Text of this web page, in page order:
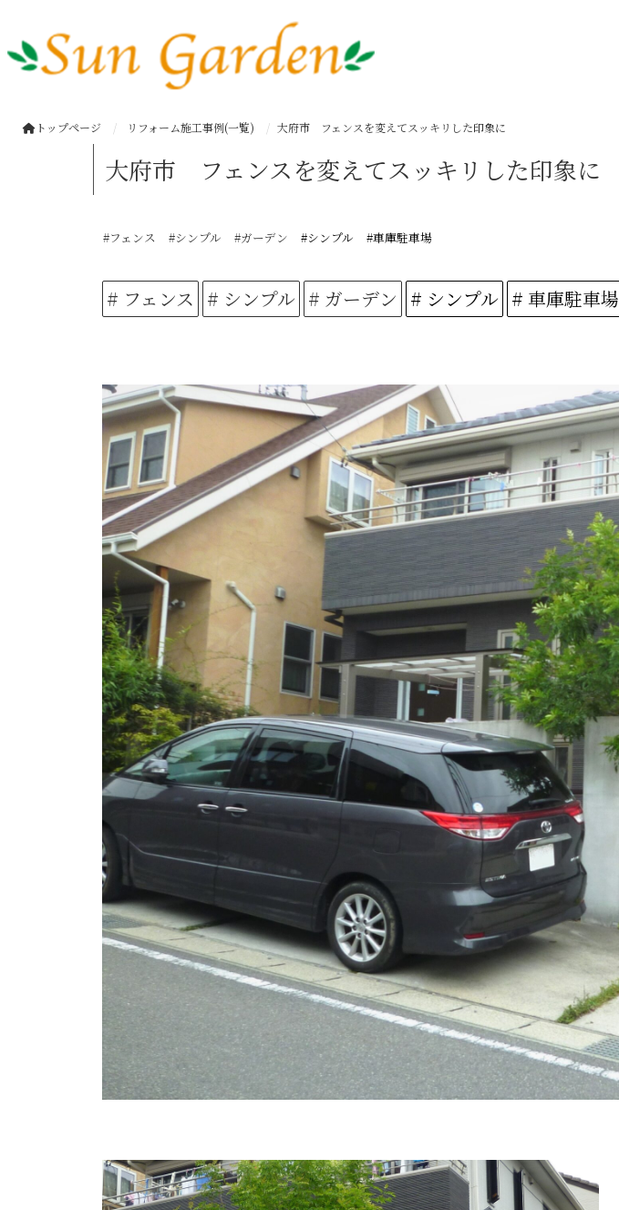
トップページ リフォーム施工事例(一覧) 大府市 フェンスを変えてスッキリした印象に
大府市 フェンスを変えてスッキリした印象に
#フェンス #シンプル #ガーデン #シンプル #車庫駐車場
# フェンス # シンプル # ガーデン # シンプル # 車庫駐車場